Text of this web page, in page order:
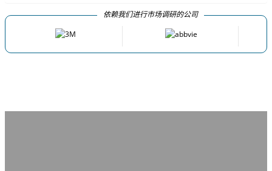
依赖我们进行市场调研的公司